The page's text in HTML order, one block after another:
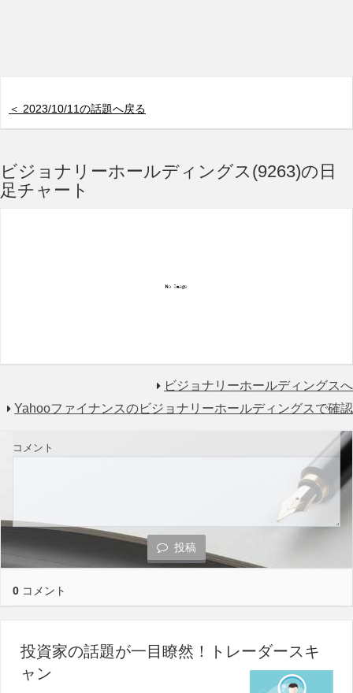
＜ 2023/10/11の話題へ戻る
ビジョナリーホールディングス(9263)の日
足チャート
ビジョナリーホールディングスへ
Yahooファイナンスのビジョナリーホールディングスで確認
コメント
投稿
0 コメント
投資家の話題が一目瞭然！トレーダースキ
ャン